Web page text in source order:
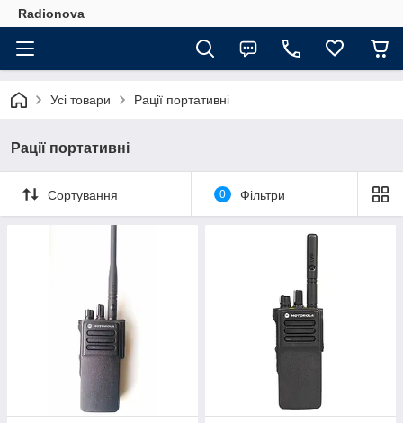
Radionova
Усі товари Рації портативні
Рації портативні
Сортування 0 Фільтри